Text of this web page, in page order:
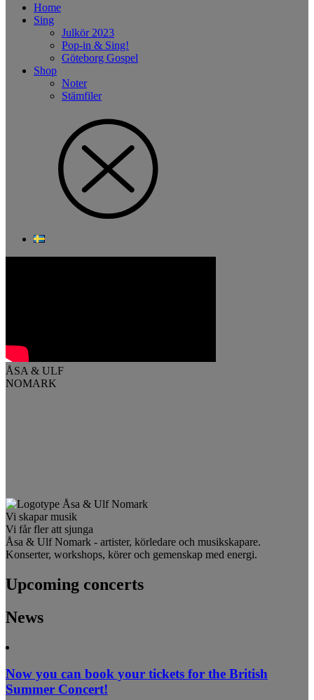
Home
Sing
Julkör 2023
Pop-in & Sing!
Göteborg Gospel
Shop
Noter
Stämfiler
ÅSA & ULF
NOMARK
Vi skapar musik
Vi får fler att sjunga
Åsa & Ulf Nomark - artister, körledare och musikskapare.
Konserter, workshops, körer och gemenskap med energi.
Upcoming concerts
News
Now you can book your tickets for the British
Summer Concert!